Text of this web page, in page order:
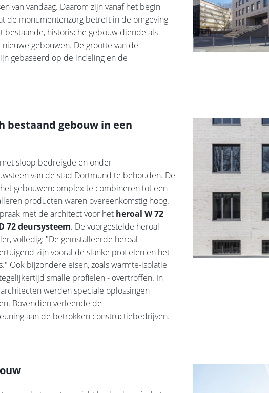
van vandaag. Daarom zijn vanaf het begin
de monumentenzorg betreft in de omgeving
bestaande, historische gebouw diende als
gebouwen. De grootte van de
gebaseerd op de indeling en de
bestaand gebouw in een
sloop bedreigde en onder
van de stad Dortmund te behouden. De
gebouwencomplex te combineren tot een
producten waren overeenkomstig hoog.
met de architect voor het heroal W 72
72 deursysteem. De voorgestelde heroal
volledig: "De geïnstalleerde heroal
zijn vooral de slanke profielen en het
Ook bijzondere eisen, zoals warmte-isolatie
smalle profielen - overtroffen. In
werden speciale oplossingen
Bovendien verleende de
aan de betrokken constructiebedrijven.